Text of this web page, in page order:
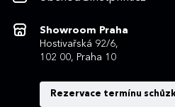
Showroom Praha
Hostivařská 92/6,
102 00, Praha 10
Rezervace termínu